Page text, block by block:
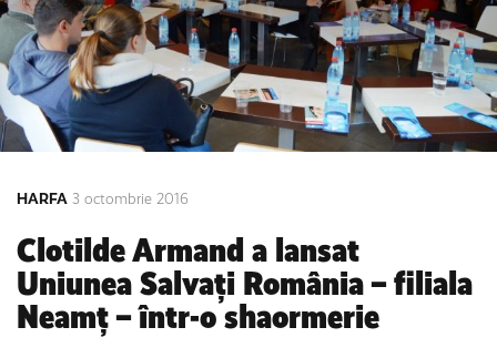
HARFA 3 octombrie 2016
Clotilde Armand a lansat
Uniunea Salvați România – filiala
Neamț – într-o shaormerie